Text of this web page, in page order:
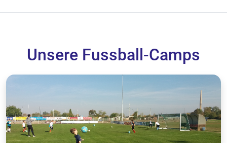
Unsere Fussball-Camps